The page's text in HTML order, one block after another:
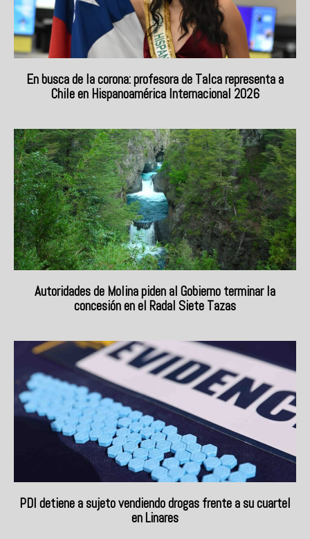
En busca de la corona: profesora de Talca representa a
Chile en Hispanoamérica Internacional 2026
Autoridades de Molina piden al Gobierno terminar la
concesión en el Radal Siete Tazas
PDI detiene a sujeto vendiendo drogas frente a su cuartel
en Linares